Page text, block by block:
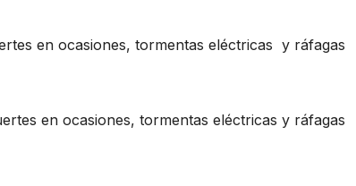
en ocasiones, tormentas eléctricas y ráfagas
en ocasiones, tormentas eléctricas y ráfagas